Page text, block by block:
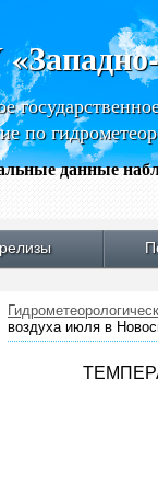
по
данные
воздуха июля в